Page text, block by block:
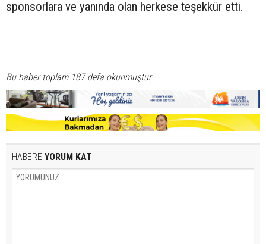
sponsorlara ve yanında olan herkese teşekkür etti.
Bu haber toplam 187 defa okunmuştur
HABERE YORUM KAT